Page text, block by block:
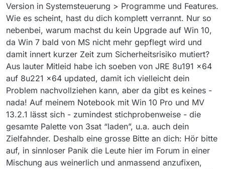
Version in Systemsteuerung > Programme und Features.
Wie es scheint, hast du dich komplett verrannt. Nur so
nebenbei, warum machst du kein Upgrade auf Win 10,
da Win 7 bald von MS nicht mehr gepflegt wird und
damit innert kurzer Zeit zum Sicherheitsrisiko mutiert?
Aus lauter Mitleid habe ich soeben von JRE 8u191 x64
auf 8u221 x64 updated, damit ich vielleicht dein
Problem nachvollziehen kann, aber da gibt es keines -
nada! Auf meinem Notebook mit Win 10 Pro und MV
13.2.1 lässt sich - zumindest stichprobenweise - die
gesamte Palette von 3sat “laden”, u.a. auch dein
Zielfahnder. Deshalb eine grosse Bitte an dich: Hör bitte
auf, in sinnloser Panik die Leute hier im Forum in einer
Mischung aus weinerlich und anmassend anzufixen,